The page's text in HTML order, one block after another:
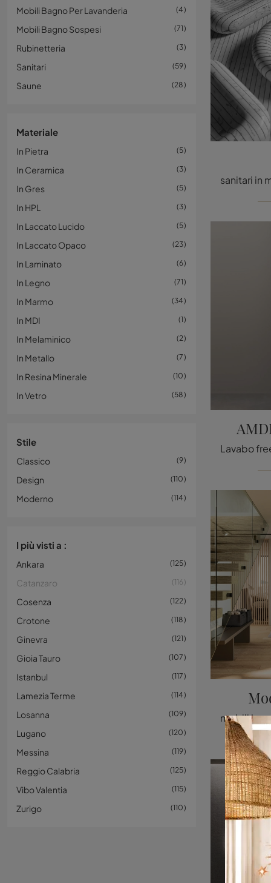
Mobili Bagno Per Lavanderia 4
Mobili Bagno Sospesi 71
Rubinetteria 3
Sanitari 59
Saune 28
Materiale
In Pietra 5
In Ceramica 3
In Gres 5
In HPL 3
In Laccato Lucido 5
In Laccato Opaco 23
In Laminato 6
In Legno 71
In Marmo 34
In MDI 1
In Melaminico 2
In Metallo 7
In Resina Minerale 10
In Vetro 58
Stile
Classico 9
Design 110
Moderno 114
I più visti a :
Ankara 125
Catanzaro 116
Cosenza 122
Crotone 118
Ginevra 121
Gioia Tauro 107
Istanbul 117
Lamezia Terme 114
Losanna 109
Lugano 120
Messina 119
Reggio Calabria 125
Vibo Valentia 115
Zurigo 110